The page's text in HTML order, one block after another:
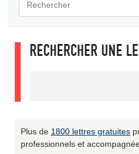
RECHERCHER UNE
Plus de 1800 lettres gratuites
professionnels et